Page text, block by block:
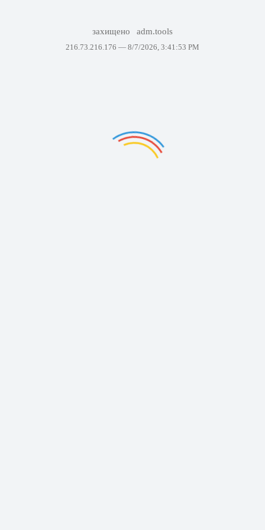
захищено adm.tools
216.73.216.176 — 8/7/2026, 3:41:53 PM